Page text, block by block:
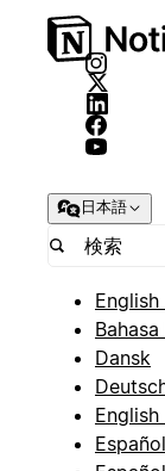
日本語
English
Dansk
English